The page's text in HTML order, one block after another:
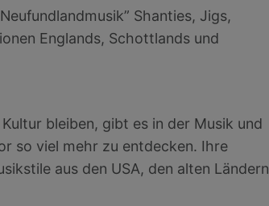
Shanties, Jigs,
Englands, Schottlands und
bleiben, gibt es in der Musik und
so viel mehr zu entdecken. Ihre
aus den USA, den alten Ländern